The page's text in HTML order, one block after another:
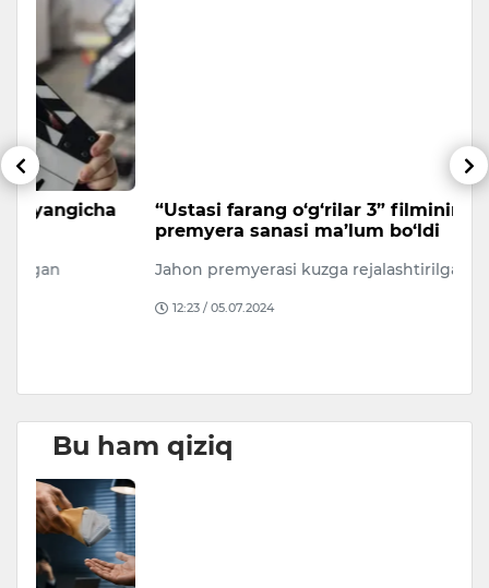
“Ustasi farang o‘g‘rilar 3” filmining
premyera sanasi ma’lum bo‘ldi
Jahon premyerasi kuzga rejalashtirilgan.
12:23 / 05.07.2024
Bu ham qiziq